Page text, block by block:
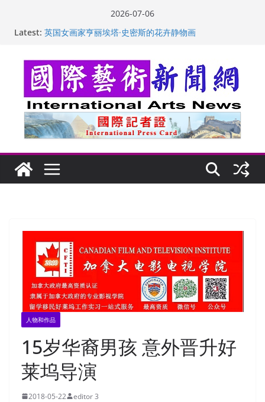
2026-07-06
Latest: “梵心”归处：一场展览 连着攀枝花的千里乡愁
美国人
玛丽安娜·卡拉切娃的绘画：幽默和难以言喻的快乐
苏方 ：“字”得其乐
人物和作品
15岁华裔男孩 意外晋升好
莱坞导演
2018-05-22 editor 3